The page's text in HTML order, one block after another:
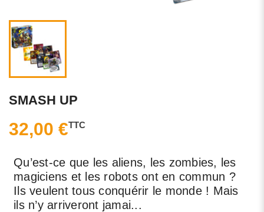
SMASH UP
32,00 €TTC
Qu’est-ce que les aliens, les zombies, les
magiciens et les robots ont en commun ?
Ils veulent tous conquérir le monde ! Mais
ils n’y arriveront jamai...